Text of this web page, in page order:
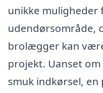
unikke
udendørsområde,
brolægger kan
projekt. Uanset
smuk indkørsel,